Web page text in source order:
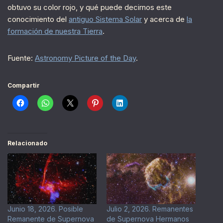
obtuvo su color rojo, y qué puede decirnos este
conocimiento del antiguo Sistema Solar y acerca de la
formación de nuestra Tierra.
Fuente: Astronomy Picture of the Day.
Compartir
Relacionado
Junio 18, 2026. Posible
Remanente de Supernova
Julio 2, 2026. Remanentes
de Supernova Hermanos